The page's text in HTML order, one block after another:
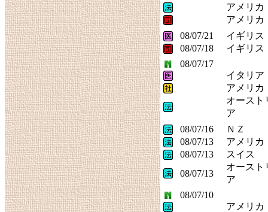
アメリカ
アメリカ
08/07/21
イギリス
08/07/18
イギリス
08/07/17
イタリア
アメリカ
オースト
ア
08/07/16
ＮＺ
08/07/13
アメリカ
08/07/13
スイス
08/07/13
オースト
ア
08/07/10
アメリカ